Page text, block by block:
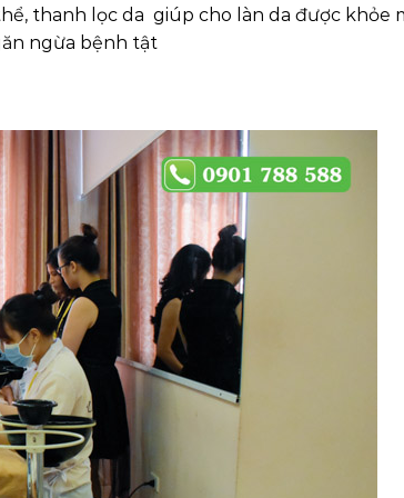
thanh lọc da giúp cho làn da được khỏe
ngừa bệnh tật